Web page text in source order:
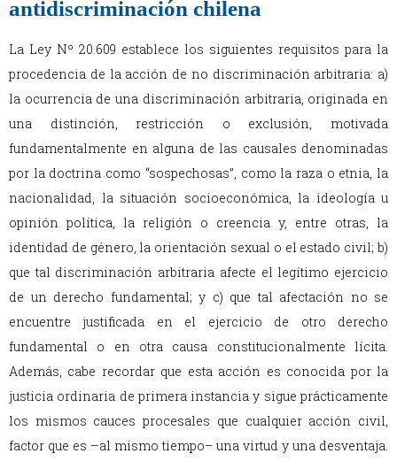
antidiscriminación chilena
La Ley Nº 20.609 establece los siguientes requisitos para la
procedencia de la acción de no discriminación arbitraria: a)
la ocurrencia de una discriminación arbitraria, originada en
una distinción, restricción o exclusión, motivada
fundamentalmente en alguna de las causales denominadas
por la doctrina como “sospechosas”, como la raza o etnia, la
nacionalidad, la situación socioeconómica, la ideología u
opinión política, la religión o creencia y, entre otras, la
identidad de género, la orientación sexual o el estado civil; b)
que tal discriminación arbitraria afecte el legítimo ejercicio
de un derecho fundamental; y c) que tal afectación no se
encuentre justificada en el ejercicio de otro derecho
fundamental o en otra causa constitucionalmente lícita.
Además, cabe recordar que esta acción es conocida por la
justicia ordinaria de primera instancia y sigue prácticamente
los mismos cauces procesales que cualquier acción civil,
factor que es –al mismo tiempo– una virtud y una desventaja.